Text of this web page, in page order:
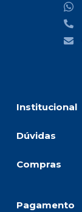
Institucional
Dúvidas
Compras
Pagamento